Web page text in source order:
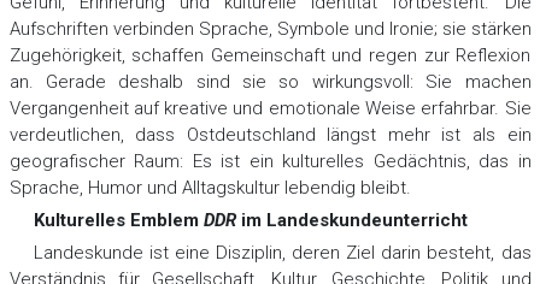
Aufschriften verbinden Sprache, Symbole und Ironie; sie stärken
Zugehörigkeit, schaffen Gemeinschaft und regen zur Reflexion
an. Gerade deshalb sind sie so wirkungsvoll: Sie machen
Vergangenheit auf kreative und emotionale Weise erfahrbar. Sie
verdeutlichen, dass Ostdeutschland längst mehr ist als ein
geografischer Raum: Es ist ein kulturelles Gedächtnis, das in
Sprache, Humor und Alltagskultur lebendig bleibt.
Kulturelles EmblemDDRim Landeskundeunterricht
Landeskunde ist eine Disziplin, deren Ziel darin besteht, das
Verständnis für Gesellschaft, Kultur, Geschichte, Politik und